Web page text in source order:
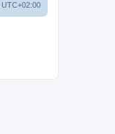
UTC+02:00